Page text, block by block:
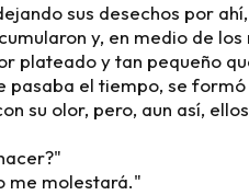
sus desechos por
y, en medio de
plateado y tan pequeño
pasaba el tiempo, se
su olor, pero, aun así,
me molestará."